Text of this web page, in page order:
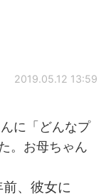
2019.05.12 13:59
に「どんなプ
。お母ちゃん
、彼女に